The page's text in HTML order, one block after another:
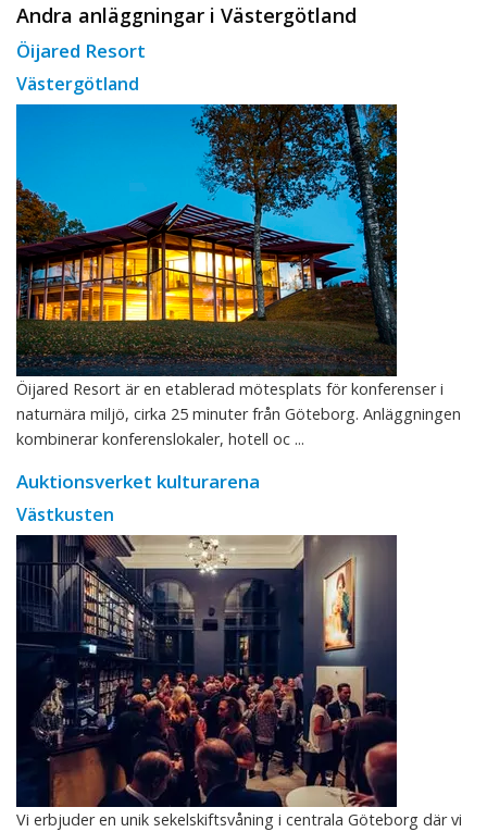
Andra anläggningar i Västergötland
Öijared Resort
Västergötland
Öijared Resort är en etablerad mötesplats för konferenser i
naturnära miljö, cirka 25 minuter från Göteborg. Anläggningen
kombinerar konferenslokaler, hotell oc ...
Auktionsverket kulturarena
Västkusten
Vi erbjuder en unik sekelskiftsvåning i centrala Göteborg där vi